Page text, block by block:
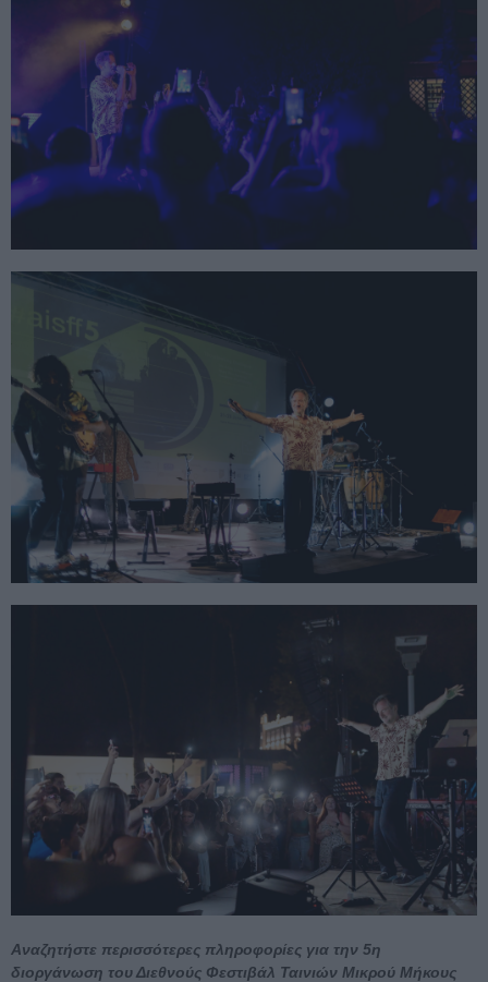
Αναζητήστε περισσότερες πληροφορίες για την 5η
διοργάνωση του Διεθνούς Φεστιβάλ Ταινιών Μικρού Μήκους